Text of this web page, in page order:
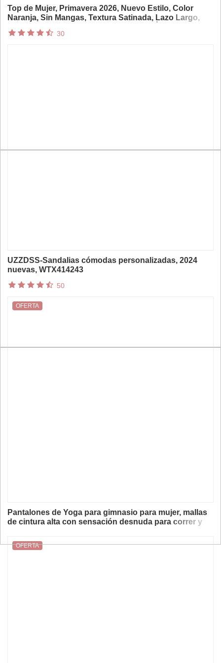
Top de Mujer, Primavera 2026, Nuevo Estilo, Color
Naranja, Sin Mangas, Textura Satinada, Lazo Largo,
30
UZZDSS-Sandalias cómodas personalizadas, 2024
nuevas, WTX414243
50
Pantalones de Yoga para gimnasio para mujer, mallas
de cintura alta con sensación desnuda para correr y
sin costuras para Fitness y Yoga 👖
OFERTA
OFERTA